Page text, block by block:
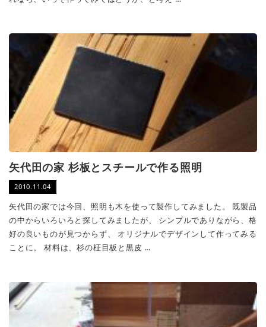
矢代田の家 杉板とスチールで作る照明
2010.11.04
矢代田の家では今回、照明も木を使って製作してみました。 既製品
の中からいろいろと探してみましたが、 シンプルでありながら、格
好の良いものが見つからず、 オリジナルでデザインして作ってみる
ことに。 材料は、杉の柾目板と黒皮 …